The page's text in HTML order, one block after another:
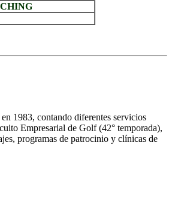
en 1983, contando diferentes servicios
Empresarial de Golf (42° temporada),
programas de patrocinio y clínicas de